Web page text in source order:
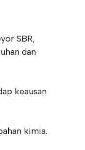
SBR,
dan
keausan
kimia.